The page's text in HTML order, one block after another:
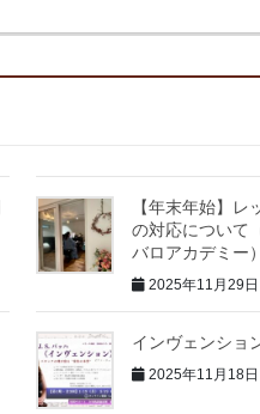
【年末年始】レ
の対応について
バロアカデミー）
2025年11月29日
インヴェンショ
2025年11月18日